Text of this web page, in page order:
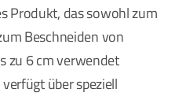
Produkt, das sowohl zum
Beschneiden von
zu 6 cm verwendet
über speziell